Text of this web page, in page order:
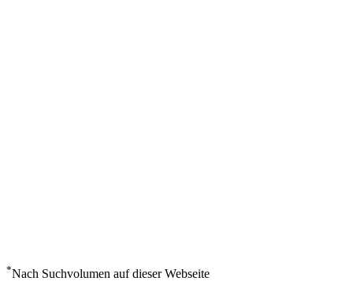
*Nach Suchvolumen auf dieser Webseite